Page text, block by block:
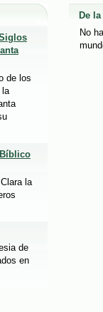
de los
la
la
de
en
De
No